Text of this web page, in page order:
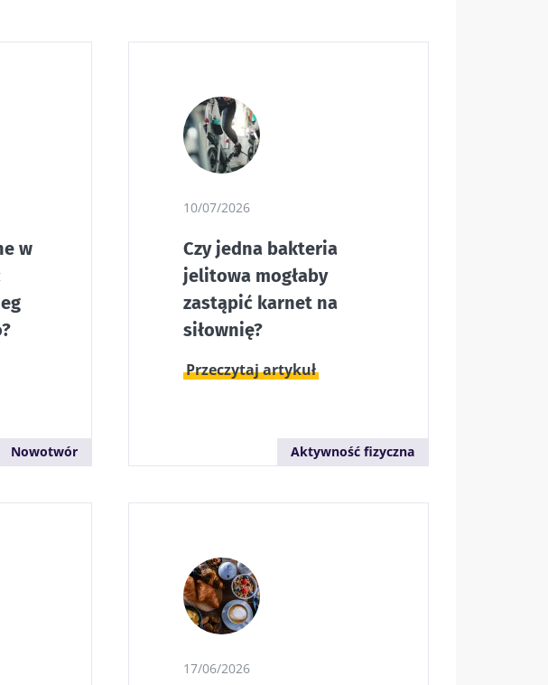
w
Nowotwór
10/07/2026
Czy jedna bakteria
jelitowa mogłaby
zastąpić karnet na
siłownię?
Przeczytaj artykuł
Aktywność fizyczna
17/06/2026